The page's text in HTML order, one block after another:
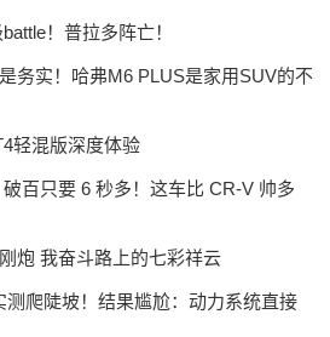
！普拉多阵亡！
务实！哈弗M6 PLUS是家用SUV的不
轻混版深度体验
破百只要 6 秒多！这车比 CR-V 帅多
炮 我奋斗路上的七彩祥云
测爬陡坡！结果尴尬：动力系统直接